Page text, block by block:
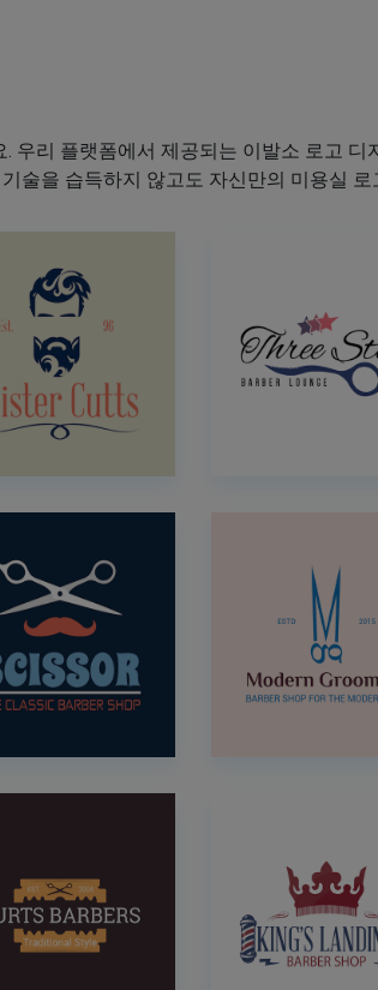
리 플랫폼에서 제공되는 이발소 로고 디
술을 습득하지 않고도 자신만의 미용실